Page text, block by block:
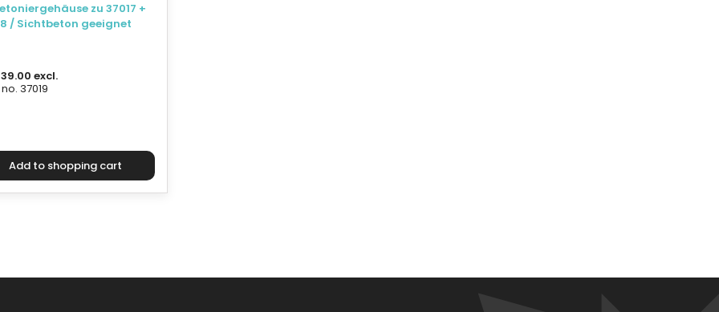
zu 37017 +
/ Sichtbeton geeignet
39.00 excl.
37019